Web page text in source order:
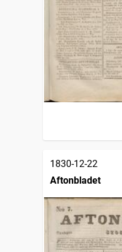
1830-12-22
Aftonbladet